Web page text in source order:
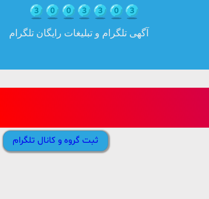
آگهی تلگرام و تبلیغات رایگان تلگرام
ثبت گروه و کانال تلگرام